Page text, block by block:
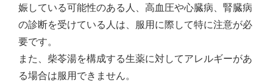
娠している可能性のある人、高血圧や心臓病、腎臓病
の診断を受けている人は、服用に際して特に注意が必
要です。
また、柴苓湯を構成する生薬に対してアレルギーがあ
る場合は服用できません。